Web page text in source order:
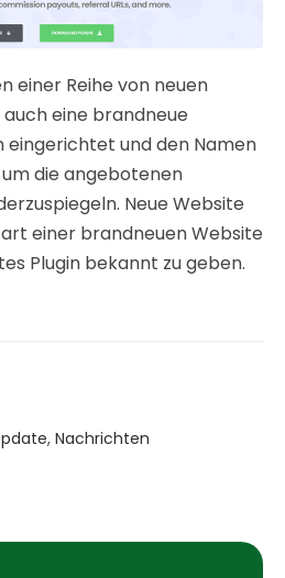
einer Reihe von neuen
eine brandneue
eingerichtet und den Namen
die angebotenen
Neue Website
einer brandneuen Website
Plugin bekannt zu geben.
, Nachrichten